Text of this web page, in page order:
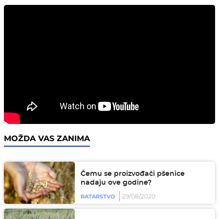
MOŽDA VAS ZANIMA
Čemu se proizvođači pšenice
nadaju ove godine?
RATARSTVO 29/08/2020